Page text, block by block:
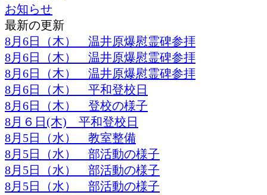
お知らせ
最新の更新
8月6日（木） 温井原爆慰霊碑参拝
8月6日（木） 温井原爆慰霊碑参拝
8月6日（木） 温井原爆慰霊碑参拝
8月6日（木） 平和登校日
8月6日（木） 登校の様子
8月６日(木) 平和登校日
8月5日（水） 教室整備
8月5日（水） 部活動の様子
8月5日（水） 部活動の様子
8月5日（水） 部活動の様子